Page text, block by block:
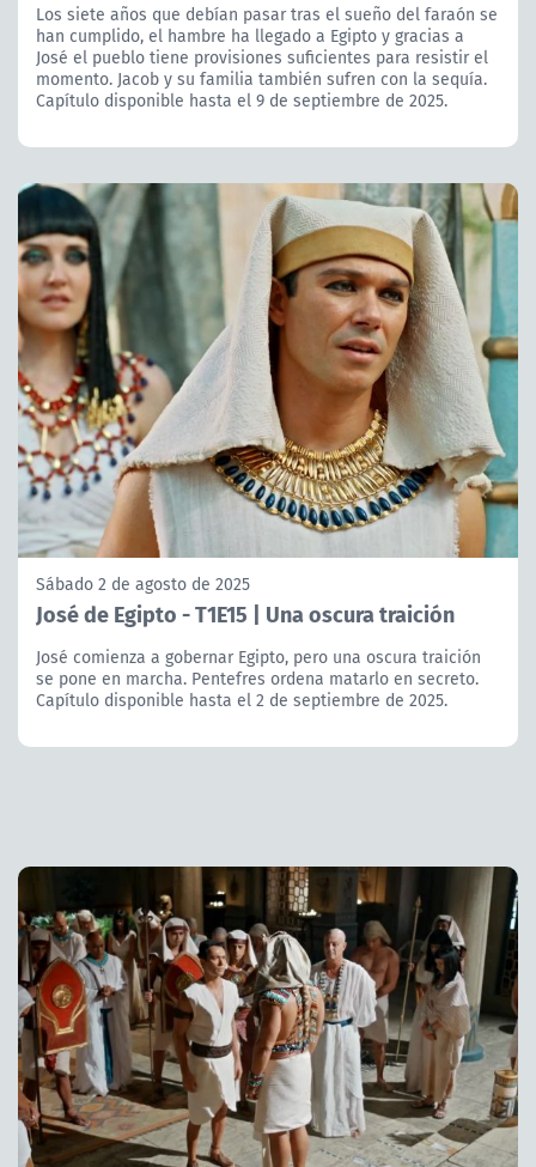
Los siete años que debían pasar tras el sueño del faraón se
han cumplido, el hambre ha llegado a Egipto y gracias a
José el pueblo tiene provisiones suficientes para resistir el
momento. Jacob y su familia también sufren con la sequía.
Capítulo disponible hasta el 9 de septiembre de 2025.
Sábado 2 de agosto de 2025
José de Egipto - T1E15 | Una oscura traición
José comienza a gobernar Egipto, pero una oscura traición
se pone en marcha. Pentefres ordena matarlo en secreto.
Capítulo disponible hasta el 2 de septiembre de 2025.